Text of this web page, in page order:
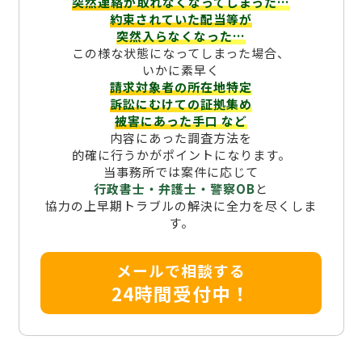
約束されていた配当等が
突然入らなくなった…
この様な状態になってしまった場合、
いかに素早く
請求対象者の所在地特定
訴訟にむけての証拠集め
被害にあった手口など
内容にあった調査方法を
的確に行うかがポイントになります。
当事務所では案件に応じて
行政書士・弁護士・警察OBと
協力の上早期トラブルの解決に全力を尽くしま
す。
メールで相談する
24時間受付中！